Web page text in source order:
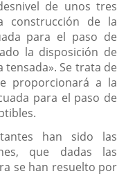
de unos tres
construcción de la
para el paso de
la disposición de
Se trata de
proporcionará a la
para el paso de
han sido las
que dadas las
se han resuelto por